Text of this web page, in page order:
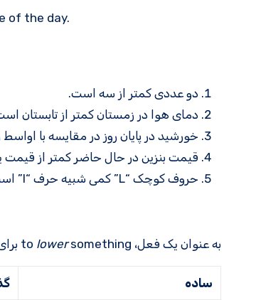
of the day.
دو عددی کمتر از سه است.
دمای هوا در زمستان کمتر از تابستان
خورشید در پایان روز در مقایسه با
قیمت بنزین در حال حاضر کمتر از
حروف کوچک “L” کمی شبیه حرف “I” است.
به عنوان یک فعل، to lowersomething برای پایین آوردن چیزی است:
ساده